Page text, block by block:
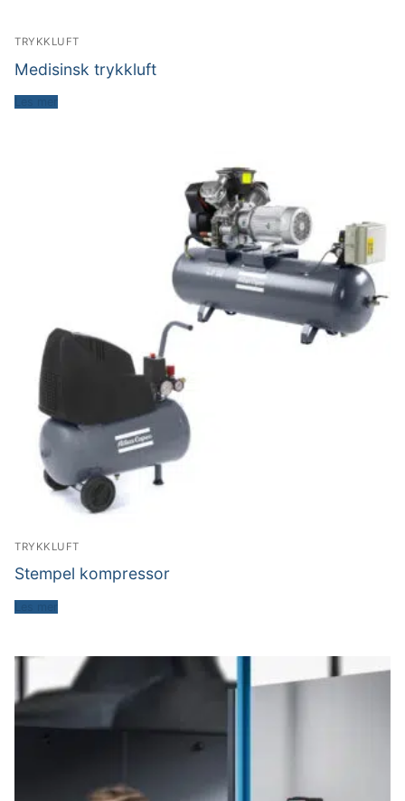
TRYKKLUFT
Medisinsk trykkluft
TRYKKLUFT
Stempel kompressor